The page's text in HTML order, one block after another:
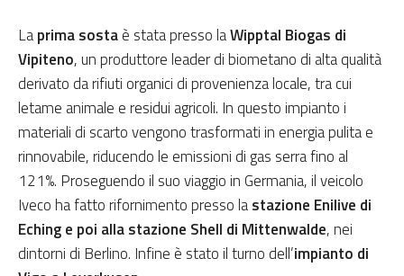
Laprima sostaè stata presso laWipptal Biogas di
Vipiteno, un produttore leader di biometano di alta qualità
derivato da rifiuti organici di provenienza locale, tra cui
letame animale e residui agricoli. In questo impianto i
materiali di scarto vengono trasformati in energia pulita e
rinnovabile, riducendo le emissioni di gas serra fino al
121%. Proseguendo il suo viaggio in Germania, il veicolo
Iveco ha fatto rifornimento presso lastazione Enilive di
Eching e poi alla stazione Shell di Mittenwalde, nei
dintorni di Berlino. Infine è stato il turno dell’impianto di